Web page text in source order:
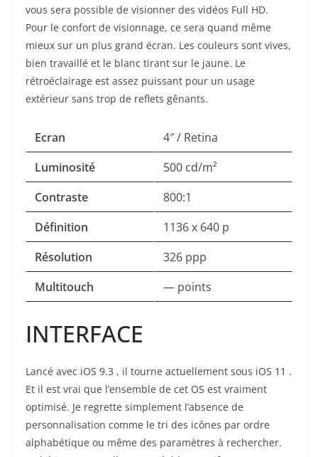
vous sera possible de visionner des vidéos Full HD.
Pour le confort de visionnage, ce sera quand même
mieux sur un plus grand écran. Les couleurs sont vives,
bien travaillé et le blanc tirant sur le jaune. Le
rétroéclairage est assez puissant pour un usage
extérieur sans trop de reflets gênants.
Ecran
4″ / Retina
Luminosité
500 cd/m²
Contraste
800:1
Définition
1136 x 640 p
Résolution
326 ppp
Multitouch
— points
INTERFACE
Lancé avec iOS 9.3 , il tourne actuellement sous iOS 11 .
Et il est vrai que l’ensemble de cet OS est vraiment
optimisé. Je regrette simplement l’absence de
personnalisation comme le tri des icônes par ordre
alphabétique ou même des paramètres à rechercher.